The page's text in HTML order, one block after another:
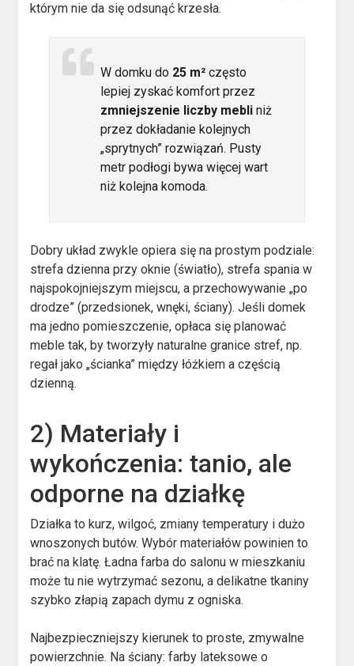
którym nie da się odsunąć krzesła.
W domku do 25 m² często
lepiej zyskać komfort przez
zmniejszenie liczby mebli niż
przez dokładanie kolejnych
„sprytnych” rozwiązań. Pusty
metr podłogi bywa więcej wart
niż kolejna komoda.
Dobry układ zwykle opiera się na prostym podziale:
strefa dzienna przy oknie (światło), strefa spania w
najspokojniejszym miejscu, a przechowywanie „po
drodze” (przedsionek, wnęki, ściany). Jeśli domek
ma jedno pomieszczenie, opłaca się planować
meble tak, by tworzyły naturalne granice stref, np.
regał jako „ścianka” między łóżkiem a częścią
dzienną.
2) Materiały i
wykończenia: tanio, ale
odporne na działkę
Działka to kurz, wilgoć, zmiany temperatury i dużo
wnoszonych butów. Wybór materiałów powinien to
brać na klatę. Ładna farba do salonu w mieszkaniu
może tu nie wytrzymać sezonu, a delikatne tkaniny
szybko złapią zapach dymu z ogniska.
Najbezpieczniejszy kierunek to proste, zmywalne
powierzchnie. Na ściany: farby lateksowe o